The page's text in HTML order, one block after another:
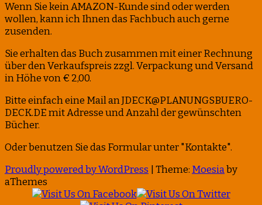
Wenn Sie kein AMAZON-Kunde sind oder werden
wollen, kann ich Ihnen das Fachbuch auch gerne
zusenden.
Sie erhalten das Buch zusammen mit einer Rechnung
über den Verkaufspreis zzgl. Verpackung und Versand
in Höhe von € 2,00.
Bitte einfach eine Mail an JDECK@PLANUNGSBUERO-
DECK.DE mit Adresse und Anzahl der gewünschten
Bücher.
Oder benutzen Sie das Formular unter "Kontakte".
Proudly powered by WordPress
Theme: Moesiaby
aThemes